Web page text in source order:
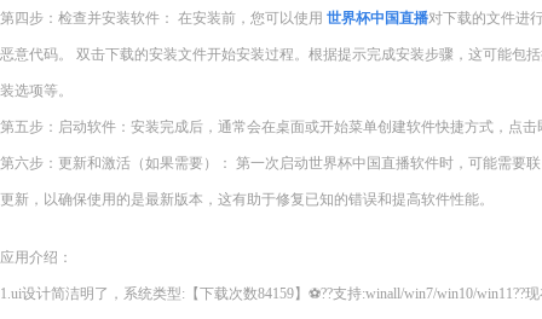
第四步：检查并安装软件： 在安装前，您可以使用 世界杯中国直播对下载的文件进
恶意代码。 双击下载的安装文件开始安装过程。根据提示完成安装步骤，这可能包
装选项等。
第五步：启动软件：安装完成后，通常会在桌面或开始菜单创建软件快捷方式，点
第六步：更新和激活（如果需要）： 第一次启动世界杯中国直播软件时，可能需要
更新，以确保使用的是最新版本，这有助于修复已知的错误和提高软件性能。
应用介绍：
1.ui设计简洁明了，系统类型:【下载次数84159】⚽??支持:winall/win7/win10/win11??